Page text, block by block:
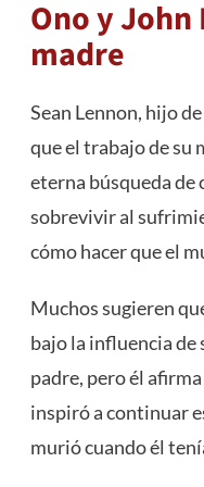
Ono y John
madre
Sean Lennon, hijo
que el trabajo de su
eterna búsqueda de
sobrevivir al
cómo hacer que el
Muchos sugieren
bajo la influencia
padre, pero él
inspiró a continuar
murió cuando él